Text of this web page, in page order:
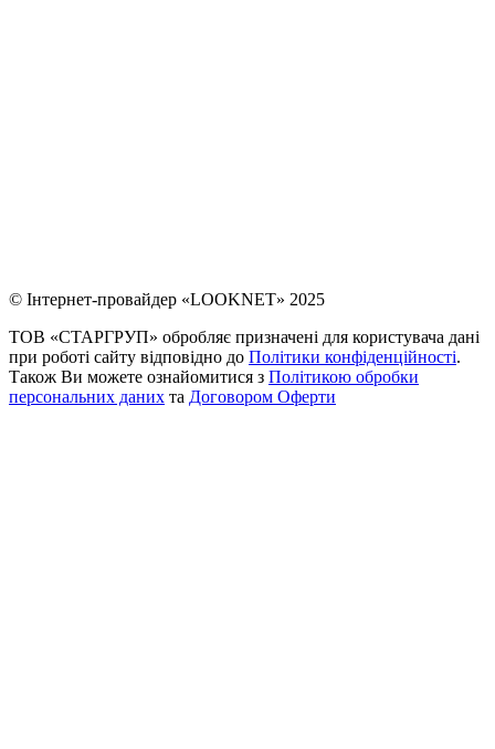
© Інтернет-провайдер «LOOKNET» 2025
ТОВ «СТАРГРУП» обробляє призначені для користувача дані
при роботі сайту відповідно до Політики конфіденційності.
Також Ви можете ознайомитися з Політикою обробки
персональних даних та Договором Оферти